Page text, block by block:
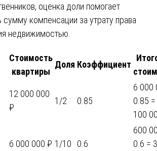
оценка доли помогает
сумму компенсации за утрату права
недвижимостью.
Стоимость
квартиры
Доля Коэффициент
12 000 000
₽
1/2 0.85
6 000
0.85
100
6 000 000 ₽ 1/10 0.6
600
0.6 =